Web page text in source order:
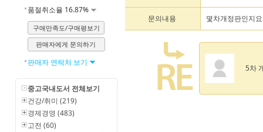
품절취소율 16.87%
구매만족도/구매평보기
판매자에게 문의하기
판매자 연락처 보기
중고국내도서 전체보기
건강/취미 (219)
경제경영 (483)
고전 (60)
문의내용 몇차개정판인지요
5차